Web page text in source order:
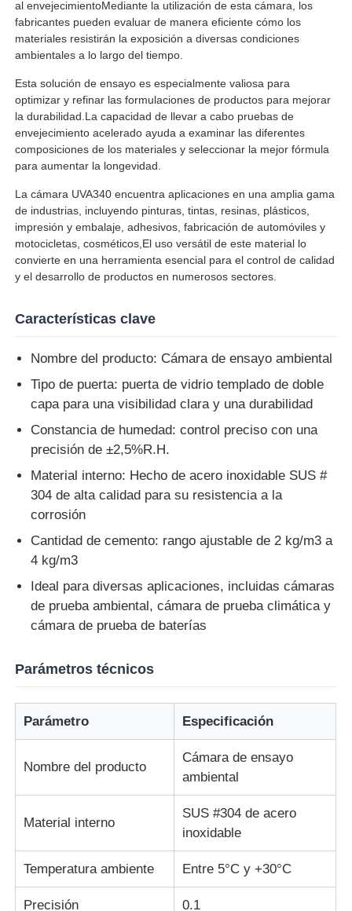
Solicitar una cotización
Equipo de la prueba de laboratorio
Cámara de pruebas ambientales
Máquina de prueba universal
Máquina de prueba de impacto
Equipos de prueba de calzado
Equipo de ensayo de materiales de construcción
Equipo de ensayo de envases
Equipo de ensayo de adhesivos
máquina de prueba de tela
al envejecimientoMediante la utilización de esta cámara, los
fabricantes pueden evaluar de manera eficiente cómo los
materiales resistirán la exposición a diversas condiciones
ambientales a lo largo del tiempo.
Esta solución de ensayo es especialmente valiosa para
optimizar y refinar las formulaciones de productos para mejorar
la durabilidad.La capacidad de llevar a cabo pruebas de
envejecimiento acelerado ayuda a examinar las diferentes
composiciones de los materiales y seleccionar la mejor fórmula
para aumentar la longevidad.
La cámara UVA340 encuentra aplicaciones en una amplia gama
de industrias, incluyendo pinturas, tintas, resinas, plásticos,
impresión y embalaje, adhesivos, fabricación de automóviles y
motocicletas, cosméticos,El uso versátil de este material lo
convierte en una herramienta esencial para el control de calidad
y el desarrollo de productos en numerosos sectores.
Características clave
Nombre del producto: Cámara de ensayo ambiental
Tipo de puerta: puerta de vidrio templado de doble
capa para una visibilidad clara y una durabilidad
Constancia de humedad: control preciso con una
precisión de ±2,5%R.H.
Material interno: Hecho de acero inoxidable SUS #
304 de alta calidad para su resistencia a la
corrosión
Cantidad de cemento: rango ajustable de 2 kg/m3 a
4 kg/m3
Ideal para diversas aplicaciones, incluidas cámaras
de prueba ambiental, cámara de prueba climática y
cámara de prueba de baterías
Parámetros técnicos
Parámetro Especificación
Nombre del producto
Cámara de ensayo
ambiental
Material interno
SUS #304 de acero
inoxidable
Temperatura ambiente Entre 5°C y +30°C
Precisión 0.1